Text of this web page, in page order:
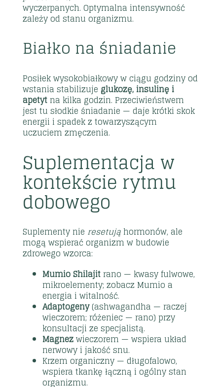
wyczerpanych. Optymalna intensywność
zależy od stanu organizmu.
Białko na śniadanie
Posiłek wysokobiałkowy w ciągu godziny od
wstania stabilizujeglukozę, insulinę i
apetyt na kilka godzin. Przeciwieństwem
jest tu słodkie śniadanie — daje krótki skok
energii i spadek z towarzyszącym
uczuciem zmęczenia.
Suplementacja w
kontekście rytmu
dobowego
Suplementy nie resetująhormonów, ale
mogą wspierać organizm w budowie
zdrowego wzorca:
Mumio Shilajit rano — kwasy fulwowe,
mikroelementy; zobacz Mumio a
energia i witalność.
Adaptogeny(ashwagandha — raczej
wieczorem; różeniec — rano) przy
konsultacji ze specjalistą.
Magnezwieczorem — wspiera układ
nerwowy i jakość snu.
Krzem organiczny — długofalowo,
wspiera tkankę łączną i ogólny stan
organizmu.